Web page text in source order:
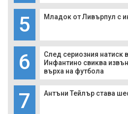
5 Младок от Ливърпул с
6
След сериозния
Инфантино свиква
върха на футбола
7 Антъни Тейлър става